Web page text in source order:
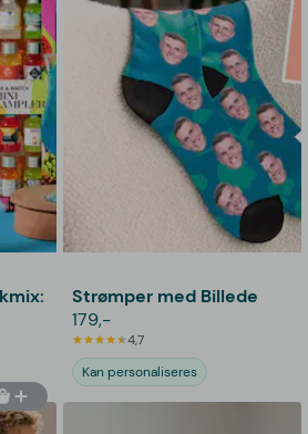
Strømper med Billede
179,-
4,7
Kan personaliseres